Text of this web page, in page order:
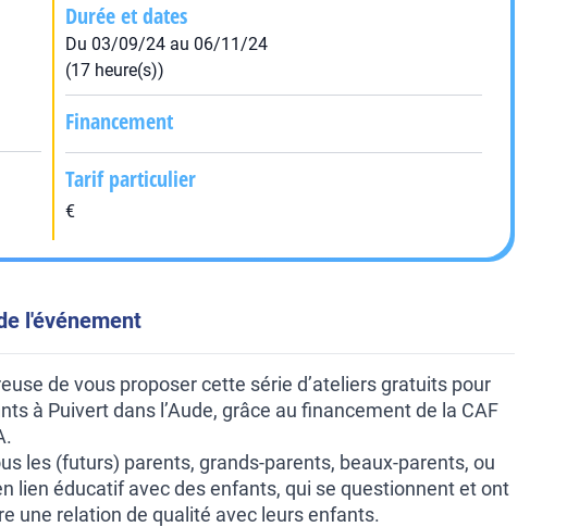
Durée et dates
Du 03/09/24 au 06/11/24
(17 heure(s))
Financement
Tarif particulier
€
l'événement
de vous proposer cette série d’ateliers gratuits pour
à Puivert dans l’Aude, grâce au financement de la CAF
les (futurs) parents, grands-parents, beaux-parents, ou
lien éducatif avec des enfants, qui se questionnent et ont
une relation de qualité avec leurs enfants.